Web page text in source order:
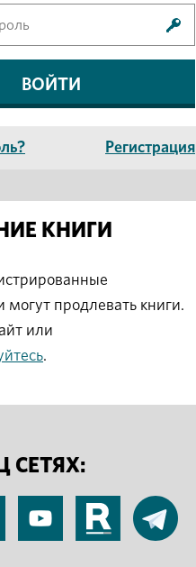
Регистрация
КНИГИ
могут продлевать книги.
или
.
СЕТЯХ:
YouTube RuTube Telegram